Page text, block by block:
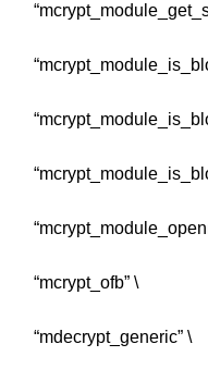
“mcrypt_ofb” \
“mdecrypt_generic” \